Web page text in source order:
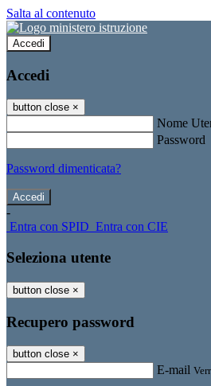
Salta al contenuto
Accedi
Accedi
button close ×
Nome
Password
Password dimenticata?
-
Entra con SPID Entra con CIE
Seleziona utente
button close ×
Recupero password
button close ×
E-mail